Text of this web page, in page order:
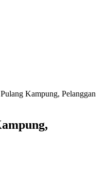
Kampung, Pelanggan